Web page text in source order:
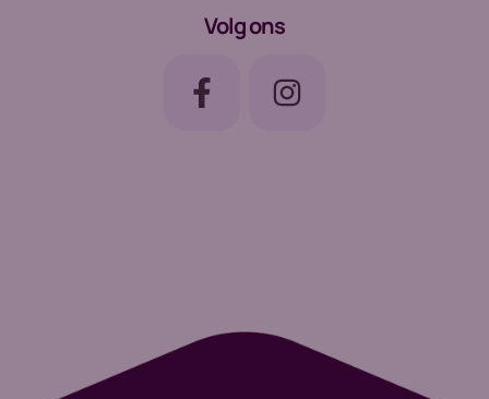
Volg ons